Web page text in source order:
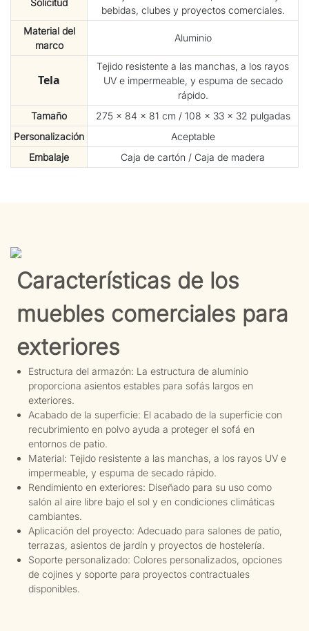
Solicitud
bebidas, clubes y proyectos comerciales.
Material del
marco
Aluminio
Tela
Tejido resistente a las manchas, a los rayos
UV e impermeable, y espuma de secado
rápido.
Tamaño
275 × 84 × 81 cm / 108 × 33 × 32 pulgadas
Personalización
Aceptable
Embalaje
Caja de cartón / Caja de madera
Características de los
muebles comerciales para
exteriores
Estructura del armazón: La estructura de aluminio
proporciona asientos estables para sofás largos en
exteriores.
Acabado de la superficie: El acabado de la superficie con
recubrimiento en polvo ayuda a proteger el sofá en
entornos de patio.
Material: Tejido resistente a las manchas, a los rayos UV e
impermeable, y espuma de secado rápido.
Rendimiento en exteriores: Diseñado para su uso como
salón al aire libre bajo el sol y en condiciones climáticas
cambiantes.
Aplicación del proyecto: Adecuado para salones de patio,
terrazas, asientos de jardín y proyectos de hostelería.
Soporte personalizado: Colores personalizados, opciones
de cojines y soporte para proyectos contractuales
disponibles.